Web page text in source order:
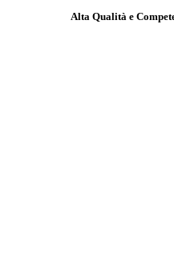
Alta Qualità e